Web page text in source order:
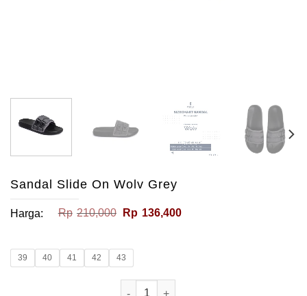
Sandal Slide On Wolv Grey
Harga: Rp 210,000 Harga
Rp 136,400Harga
39 40 41 42 43
Kuantitas Sandal Slide On Wolv Grey